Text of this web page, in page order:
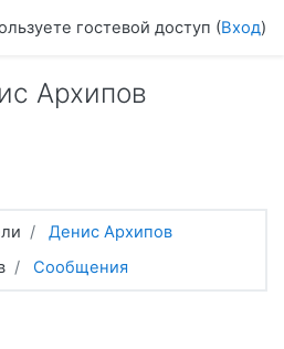
гостевой доступ (Вход)
Архипов
Денис Архипов
Сообщения